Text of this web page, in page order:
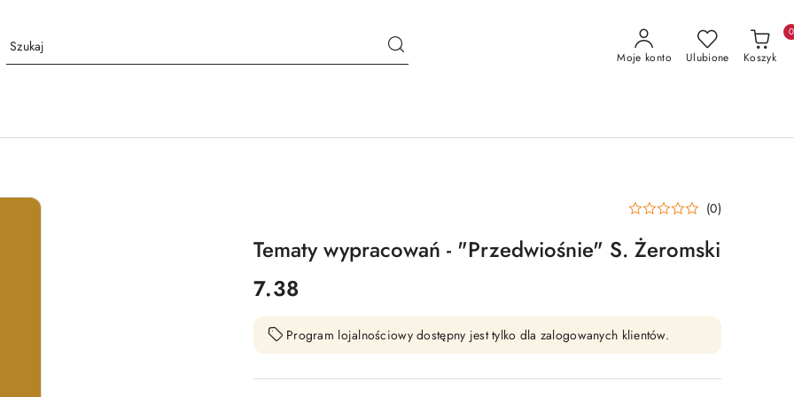
Moje konto Ulubione Koszyk
0
(0)
Tematy wypracowań - "Przedwiośnie" S. Żeromski
cena:
7.38
Program lojalnościowy dostępny jest tylko dla zalogowanych klientów.